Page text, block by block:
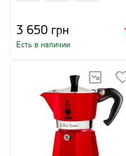
3 650 грн
Есть в наличии